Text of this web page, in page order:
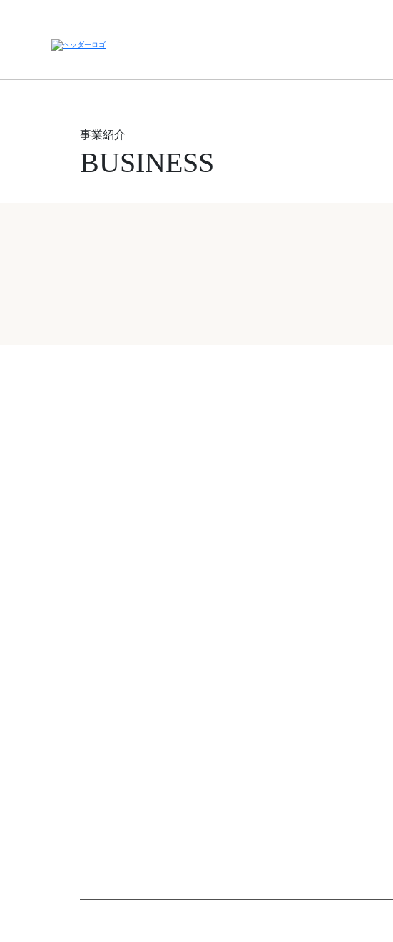
事業紹介
BUSINESS